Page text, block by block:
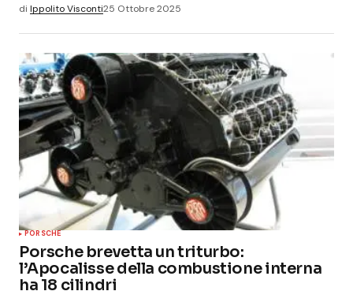
di Ippolito Visconti25 Ottobre 2025
PORSCHE
Porsche brevetta un triturbo:
l’Apocalisse della combustione interna
ha 18 cilindri